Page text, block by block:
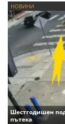
НОВИНИ
Шестгодишен
пътека